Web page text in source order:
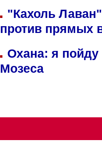
"Кахоль
против прямых
Охана: я пойду
Мозеса